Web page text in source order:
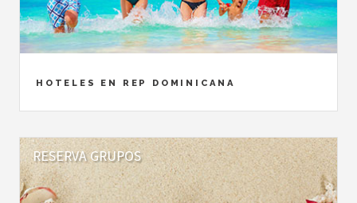
HOTELES EN REP DOMINICANA
RESERVA GRUPOS